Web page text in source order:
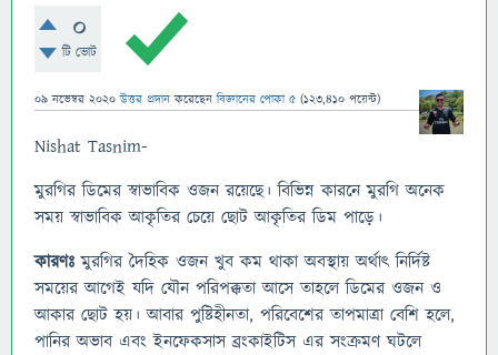
0
টি ভোট
09 নভেম্বর 2020 উত্তর প্রদান করেছেনবিজ্ঞানের পোকা ৫ (123,410 পয়েন্ট)
Nishat Tasnim-
মুরগির ডিমের স্বাভাবিক ওজন রয়েছে। বিভিন্ন কারনে মুরগি অনেক
সময় স্বাভাবিক আকৃতির চেয়ে ছোট আকৃতির ডিম পাড়ে।
কারণঃমুরগির দৈহিক ওজন খুব কম থাকা অবস্থায় অর্থাৎ নির্দিষ্ট
সময়ের আগেই যদি যৌন পরিপক্কতা আসে তাহলে ডিমের ওজন ও
আকার ছোট হয়। আবার পুষ্টিহীনতা, পরিবেশের তাপমাত্রা বেশি হলে,
পানির অভাব এবং ইনফেকসাস ব্রংকাইটিস এর সংক্রমণ ঘটলে